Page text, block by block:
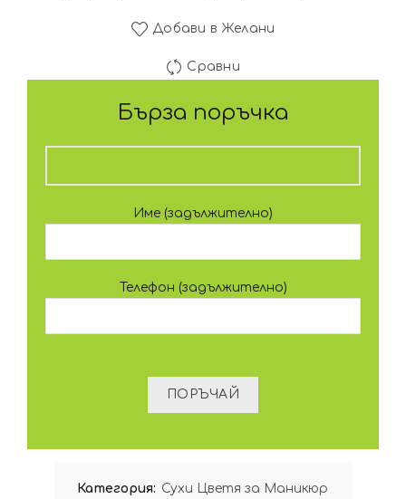
Добави в Желани
Сравни
Бърза поръчка
Име (задължително)
Телефон (задължително)
Категория: Сухи Цветя за Маникюр